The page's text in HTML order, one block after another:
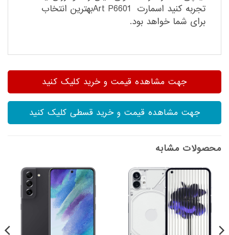
تجربه کنید اسمارت Art P6601بهترین انتخاب
برای شما خواهد بود.
جهت مشاهده قیمت و خرید کلیک کنید
جهت مشاهده قیمت و خرید قسطی کلیک کنید
محصولات مشابه